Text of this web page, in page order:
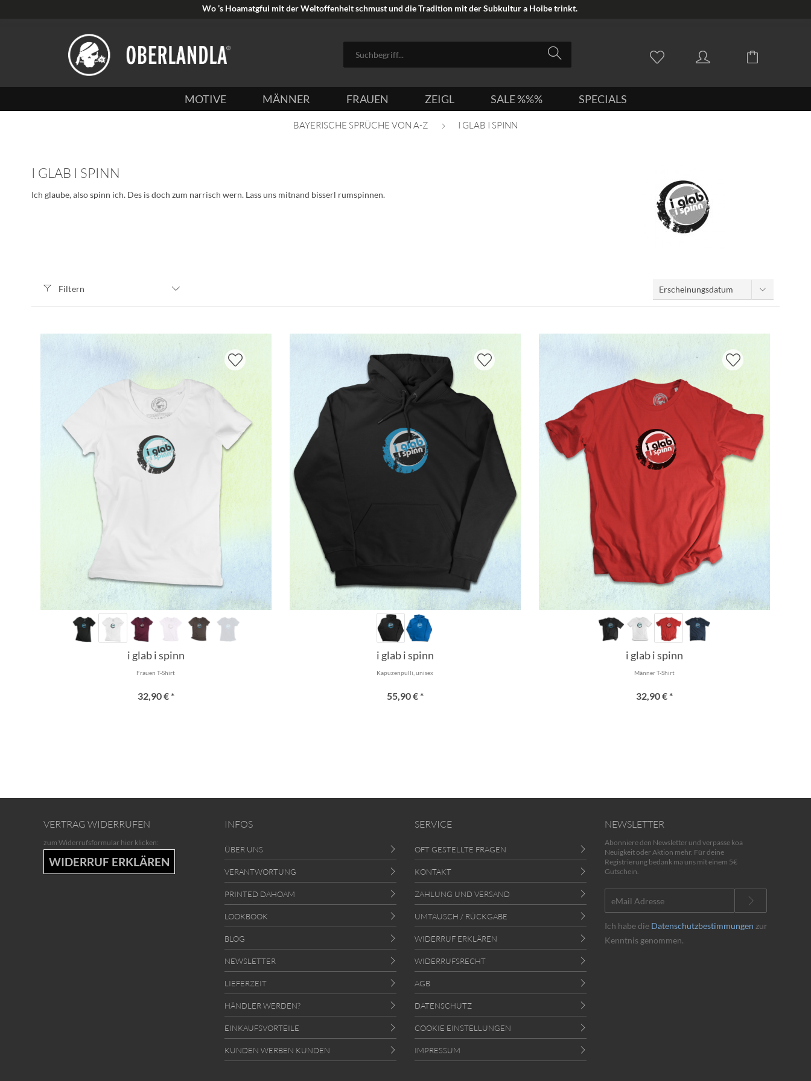
Wo ’s Hoamatgfui mit der Weltoffenheit schmust und die Tradition mit der Subkultur a Hoibe trinkt.
MOTIVE MÄNNER FRAUEN ZEIGL SALE %%% SPECIALS
BAYERISCHE SPRÜCHE VON A-Z I GLAB I SPINN
I GLAB I SPINN
Ich glaube, also spinn ich. Des is doch zum narrisch wern. Lass uns mitnand bisserl rumspinnen.
Filtern
i glab i spinn
Frauen T-Shirt
32,90 € *
i glab i spinn
Kapuzenpulli, unisex
55,90 € *
i glab i spinn
Männer T-Shirt
32,90 € *
VERTRAG WIDERRUFEN
zum Widerrufsformular hier klicken:
WIDERRUF ERKLÄREN
INFOS
ÜBER UNS
VERANTWORTUNG
PRINTED DAHOAM
LOOKBOOK
BLOG
NEWSLETTER
LIEFERZEIT
HÄNDLER WERDEN?
EINKAUFSVORTEILE
KUNDEN WERBEN KUNDEN
SERVICE
OFT GESTELLTE FRAGEN
KONTAKT
ZAHLUNG UND VERSAND
UMTAUSCH / RÜCKGABE
WIDERRUF ERKLÄREN
WIDERRUFSRECHT
AGB
DATENSCHUTZ
COOKIE EINSTELLUNGEN
IMPRESSUM
NEWSLETTER
Abonniere den Newsletter und verpasse koa
Neuigkeit oder Aktion mehr. Für deine
Registrierung bedank ma uns mit einem 5€
Gutschein.
Ich habe die Datenschutzbestimmungen zur
Kenntnis genommen.